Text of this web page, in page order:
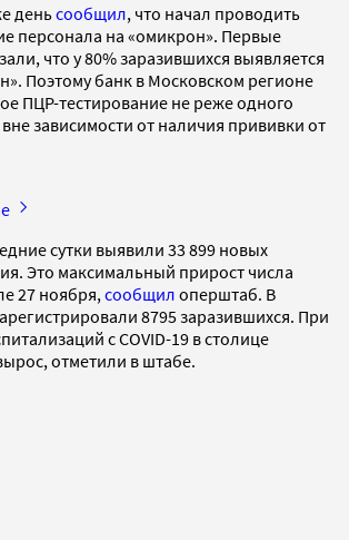
деньсообщил, что начал проводить
персонала на «омикрон». Первые
что у 80% заразившихся выявляется
Поэтому банк в Московском регионе
ПЦР-тестирование не реже одного
зависимости от наличия прививки от
сутки выявили 33 899 новых
Это максимальный прирост числа
27 ноября, сообщил оперштаб. В
8795 заразившихся. При
с COVID-19 в столице
отметили в штабе.